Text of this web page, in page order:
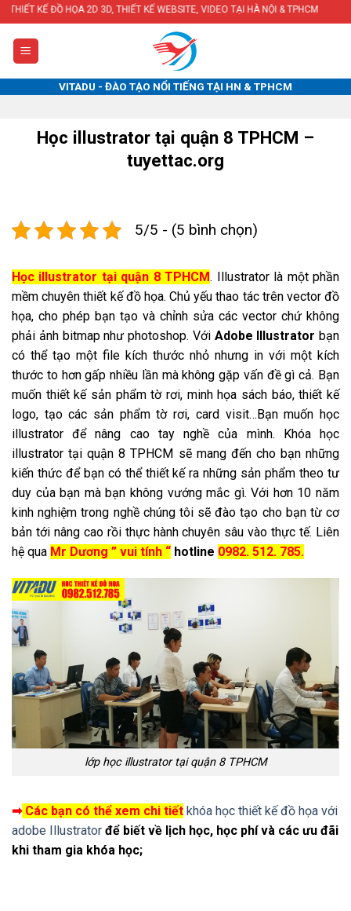
Skip
to
content
2D 3D, THIẾT KẾ WEBSITE, VIDEO TẠI HÀ NỘI & TPHCM
VITADU - ĐÀO TẠO NỔI TIẾNG TẠI HN & TPHCM
Học illustrator tại quận 8 TPHCM –
tuyettac.org
5/5 - (5 bình chọn)
Học illustrator tại quận 8 TPHCM. Illustrator là một phần
mềm chuyên thiết kế đồ họa. Chủ yếu thao tác trên vector đồ
họa, cho phép bạn tạo và chỉnh sửa các vector chứ không
phải ảnh bitmap như photoshop. Với Adobe Illustrator bạn
có thể tạo một file kích thước nhỏ nhưng in với một kích
thước to hơn gấp nhiều lần mà không gặp vấn đề gì cả. Bạn
muốn thiết kế sản phẩm tờ rơi, minh họa sách báo, thiết kế
logo, tạo các sản phẩm tờ rơi, card visit…Bạn muốn học
illustrator để nâng cao tay nghề của mình. Khóa học
illustrator tại quận 8 TPHCM sẽ mang đến cho bạn những
kiến thức để bạn có thể thiết kế ra những sản phẩm theo tư
duy của bạn mà bạn không vướng mắc gì. Với hơn 10 năm
kinh nghiệm trong nghề chúng tôi sẽ đào tạo cho bạn từ cơ
bản tới nâng cao rồi thực hành chuyên sâu vào thực tế. Liên
hệ qua Mr Dương ” vui tính “ hotline 0982. 512. 785.
lớp học illustrator tại quận 8 TPHCM
➡ Các bạn có thể xem chi tiết khóa học thiết kế đồ họa với
adobe Illustrator để biết về lịch học, học phí và các ưu đãi
khi tham gia khóa học;